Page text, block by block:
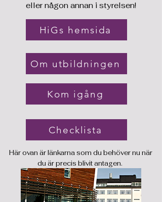
eller någon annan i styrelsen!
HiGs hemsida
Om utbildningen
Kom igång
Checklista
Här ovan är länkarna som du behöver nu när
du är precis blivit antagen.